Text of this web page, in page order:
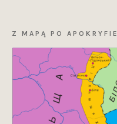
Z MAPĄ PO APOKRYFIE